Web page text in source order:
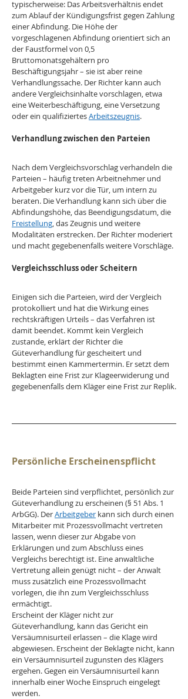
typischerweise: Das Arbeitsverhältnis endet
zum Ablauf der Kündigungsfrist gegen Zahlung
einer Abfindung. Die Höhe der
vorgeschlagenen Abfindung orientiert sich an
der Faustformel von 0,5
Bruttomonatsgehältern pro
Beschäftigungsjahr – sie ist aber reine
Verhandlungssache. Der Richter kann auch
andere Vergleichsinhalte vorschlagen, etwa
eine Weiterbeschäftigung, eine Versetzung
oder ein qualifiziertes Arbeitszeugnis.
Verhandlung zwischen den Parteien
Nach dem Vergleichsvorschlag verhandeln die
Parteien – häufig treten Arbeitnehmer und
Arbeitgeber kurz vor die Tür, um intern zu
beraten. Die Verhandlung kann sich über die
Abfindungshöhe, das Beendigungsdatum, die
Freistellung, das Zeugnis und weitere
Modalitäten erstrecken. Der Richter moderiert
und macht gegebenenfalls weitere Vorschläge.
Vergleichsschluss oder Scheitern
Einigen sich die Parteien, wird der Vergleich
protokolliert und hat die Wirkung eines
rechtskräftigen Urteils – das Verfahren ist
damit beendet. Kommt kein Vergleich
zustande, erklärt der Richter die
Güteverhandlung für gescheitert und
bestimmt einen Kammertermin. Er setzt dem
Beklagten eine Frist zur Klageerwiderung und
gegebenenfalls dem Kläger eine Frist zur Replik.
Persönliche Erscheinenspflicht
Beide Parteien sind verpflichtet, persönlich zur
Güteverhandlung zu erscheinen (§ 51 Abs. 1
ArbGG). Der Arbeitgeber kann sich durch einen
Mitarbeiter mit Prozessvollmacht vertreten
lassen, wenn dieser zur Abgabe von
Erklärungen und zum Abschluss eines
Vergleichs berechtigt ist. Eine anwaltliche
Vertretung allein genügt nicht – der Anwalt
muss zusätzlich eine Prozessvollmacht
vorlegen, die ihn zum Vergleichsschluss
ermächtigt.
Erscheint der Kläger nicht zur
Güteverhandlung, kann das Gericht ein
Versäumnisurteil erlassen – die Klage wird
abgewiesen. Erscheint der Beklagte nicht, kann
ein Versäumnisurteil zugunsten des Klägers
ergehen. Gegen ein Versäumnisurteil kann
innerhalb einer Woche Einspruch eingelegt
werden.